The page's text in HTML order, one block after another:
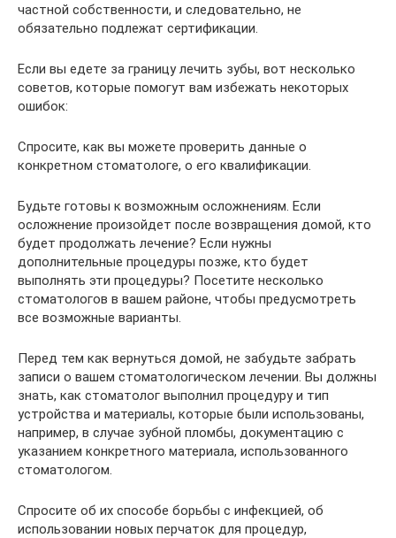
частной собственности, и следовательно, не
обязательно подлежат сертификации.
Если вы едете за границу лечить зубы, вот несколько
советов, которые помогут вам избежать некоторых
ошибок:
Спросите, как вы можете проверить данные о
конкретном стоматологе, о его квалификации.
Будьте готовы к возможным осложнениям. Если
осложнение произойдет после возвращения домой, кто
будет продолжать лечение? Если нужны
дополнительные процедуры позже, кто будет
выполнять эти процедуры? Посетите несколько
стоматологов в вашем районе, чтобы предусмотреть
все возможные варианты.
Перед тем как вернуться домой, не забудьте забрать
записи о вашем стоматологическом лечении. Вы должны
знать, как стоматолог выполнил процедуру и тип
устройства и материалы, которые были использованы,
например, в случае зубной пломбы, документацию с
указанием конкретного материала, использованного
стоматологом.
Спросите об их способе борьбы с инфекцией, об
использовании новых перчаток для процедур,